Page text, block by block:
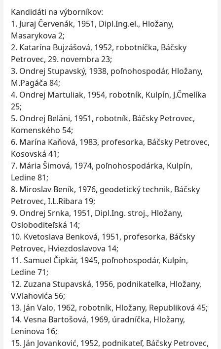
Kandidáti na výborníkov:
1. Juraj Červenák, 1951, Dipl.Ing.el., Hložany,
Masarykova 2;
2. Katarína Bujzášová, 1952, robotníčka, Báčsky
Petrovec, 29. novembra 23;
3. Ondrej Stupavský, 1938, poľnohospodár, Hložany,
M.Pagáča 84;
4. Ondrej Martuliak, 1954, robotník, Kulpín, J.Čmelíka
25;
5. Ondrej Beláni, 1951, robotník, Báčsky Petrovec,
Komenského 54;
6. Marína Kaňová, 1983, profesorka, Báčsky Petrovec,
Kosovská 41;
7. Mária Šimová, 1974, poľnohospodárka, Kulpín,
Ledine 81;
8. Miroslav Beník, 1976, geodetický technik, Báčsky
Petrovec, I.L.Ribara 19;
9. Ondrej Srnka, 1951, Dipl.Ing. stroj., Hložany,
Osloboditeľská 14;
10. Kvetoslava Benková, 1951, profesorka, Báčsky
Petrovec, Hviezdoslavova 14;
11. Samuel Čipkár, 1945, poľnohospodár, Kulpín,
Ledine 71;
12. Zuzana Stupavská, 1956, podnikateľka, Hložany,
V.Vlahovića 56;
13. Ján Valo, 1962, robotník, Hložany, Republiková 45;
14. Vesna Bartošová, 1969, úradníčka, Hložany,
Leninova 16;
15. Ján Jovanković, 1952, podnikateľ, Báčsky Petrovec,